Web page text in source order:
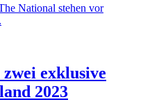
exklusive
2023